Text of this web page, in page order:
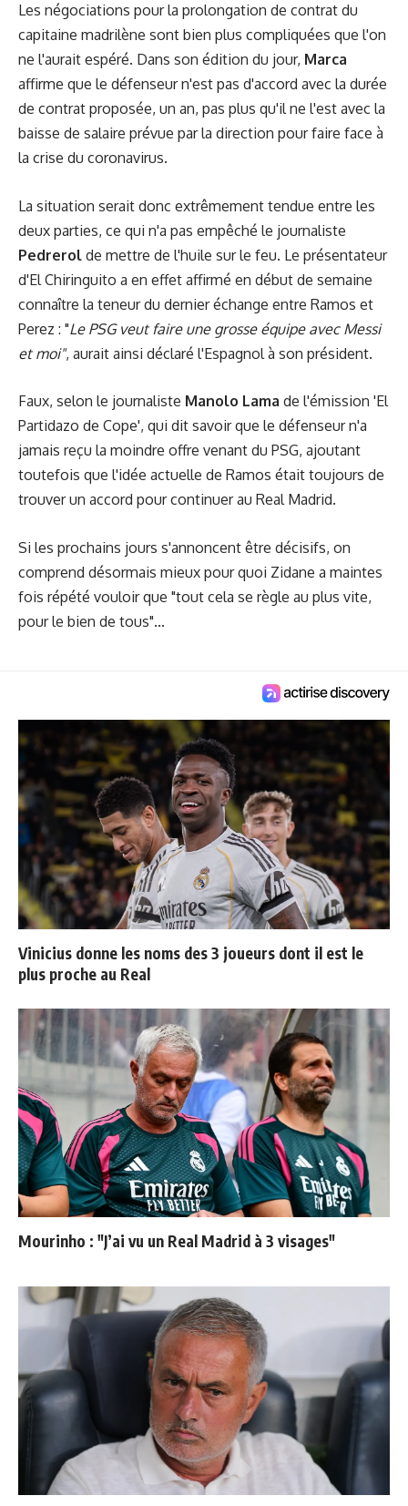
Les négociations pour la prolongation de contrat du
capitaine madrilène sont bien plus compliquées que l'on
ne l'aurait espéré. Dans son édition du jour, Marca
affirme que le défenseur n'est pas d'accord avec la durée
de contrat proposée, un an, pas plus qu'il ne l'est avec la
baisse de salaire prévue par la direction pour faire face à
la crise du coronavirus.
La situation serait donc extrêmement tendue entre les
deux parties, ce qui n'a pas empêché le journaliste
Pedrerol de mettre de l'huile sur le feu. Le présentateur
d'El Chiringuito a en effet affirmé en début de semaine
connaître la teneur du dernier échange entre Ramos et
Perez : "Le PSG veut faire une grosse équipe avec Messi
et moi", aurait ainsi déclaré l'Espagnol à son président.
Faux, selon le journaliste Manolo Lama de l'émission 'El
Partidazo de Cope', qui dit savoir que le défenseur n'a
jamais reçu la moindre offre venant du PSG, ajoutant
toutefois que l'idée actuelle de Ramos était toujours de
trouver un accord pour continuer au Real Madrid.
Si les prochains jours s'annoncent être décisifs, on
comprend désormais mieux pour quoi Zidane a maintes
fois répété vouloir que "tout cela se règle au plus vite,
pour le bien de tous"...
Vinicius donne les noms des 3 joueurs dont il est le
plus proche au Real
Mourinho : "J’ai vu un Real Madrid à 3 visages"